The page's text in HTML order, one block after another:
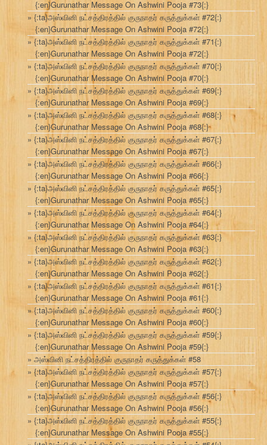
{:en}Gurunathar Message On Ashwini Pooja #73{:}
{:ta}அஸ்வினி நட்சத்திரத்தில் குருநாதர் கருத்துக்கள் #72{:}
{:en}Gurunathar Message On Ashwini Pooja #72{:}
{:ta}அஸ்வினி நட்சத்திரத்தில் குருநாதர் கருத்துக்கள் #71{:}
{:en}Gurunathar Message On Ashwini Pooja #72{:}
{:ta}அஸ்வினி நட்சத்திரத்தில் குருநாதர் கருத்துக்கள் #70{:}
{:en}Gurunathar Message On Ashwini Pooja #70{:}
{:ta}அஸ்வினி நட்சத்திரத்தில் குருநாதர் கருத்துக்கள் #69{:}
{:en}Gurunathar Message On Ashwini Pooja #69{:}
{:ta}அஸ்வினி நட்சத்திரத்தில் குருநாதர் கருத்துக்கள் #68{:}
{:en}Gurunathar Message On Ashwini Pooja #68{:}
{:ta}அஸ்வினி நட்சத்திரத்தில் குருநாதர் கருத்துக்கள் #67{:}
{:en}Gurunathar Message On Ashwini Pooja #67{:}
{:ta}அஸ்வினி நட்சத்திரத்தில் குருநாதர் கருத்துக்கள் #66{:}
{:en}Gurunathar Message On Ashwini Pooja #66{:}
{:ta}அஸ்வினி நட்சத்திரத்தில் குருநாதர் கருத்துக்கள் #65{:}
{:en}Gurunathar Message On Ashwini Pooja #65{:}
{:ta}அஸ்வினி நட்சத்திரத்தில் குருநாதர் கருத்துக்கள் #64{:}
{:en}Gurunathar Message On Ashwini Pooja #64{:}
{:ta}அஸ்வினி நட்சத்திரத்தில் குருநாதர் கருத்துக்கள் #63{:}
{:en}Gurunathar Message On Ashwini Pooja #63{:}
{:ta}அஸ்வினி நட்சத்திரத்தில் குருநாதர் கருத்துக்கள் #62{:}
{:en}Gurunathar Message On Ashwini Pooja #62{:}
{:ta}அஸ்வினி நட்சத்திரத்தில் குருநாதர் கருத்துக்கள் #61{:}
{:en}Gurunathar Message On Ashwini Pooja #61{:}
{:ta}அஸ்வினி நட்சத்திரத்தில் குருநாதர் கருத்துக்கள் #60{:}
{:en}Gurunathar Message On Ashwini Pooja #60{:}
{:ta}அஸ்வினி நட்சத்திரத்தில் குருநாதர் கருத்துக்கள் #59{:}
{:en}Gurunathar Message On Ashwini Pooja #59{:}
அஸ்வினி நட்சத்திரத்தில் குருநாதர் கருத்துக்கள் #58
{:ta}அஸ்வினி நட்சத்திரத்தில் குருநாதர் கருத்துக்கள் #57{:}
{:en}Gurunathar Message On Ashwini Pooja #57{:}
{:ta}அஸ்வினி நட்சத்திரத்தில் குருநாதர் கருத்துக்கள் #56{:}
{:en}Gurunathar Message On Ashwini Pooja #56{:}
{:ta}அஸ்வினி நட்சத்திரத்தில் குருநாதர் கருத்துக்கள் #55{:}
{:en}Gurunathar Message On Ashwini Pooja #55{:}